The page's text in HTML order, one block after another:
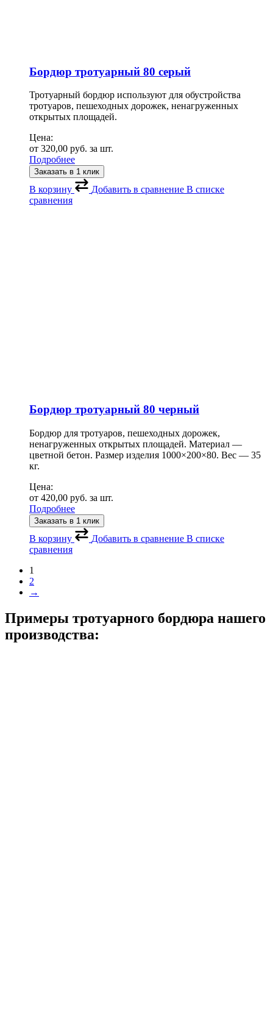
Бордюр тротуарный 80 серый
Тротуарный бордюр используют для обустройства
тротуаров, пешеходных дорожек, ненагруженных
открытых площадей.
Цена:
от 320,00 руб. за шт.
Подробнее
Заказать в 1 клик
В корзину Добавить в сравнение В списке
сравнения
Бордюр тротуарный 80 черный
Бордюр для тротуаров, пешеходных дорожек,
ненагруженных открытых площадей. Материал —
цветной бетон. Размер изделия 1000×200×80. Вес — 35
кг.
Цена:
от 420,00 руб. за шт.
Подробнее
Заказать в 1 клик
В корзину Добавить в сравнение В списке
сравнения
1
2
→
Примеры тротуарного бордюра нашего
производства: